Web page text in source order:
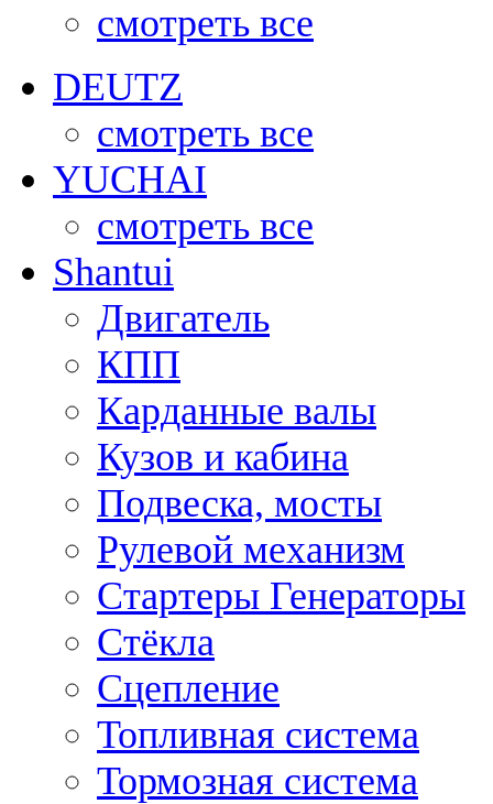
смотреть все
DEUTZ
смотреть все
YUCHAI
смотреть все
Shantui
Двигатель
КПП
Карданные валы
Кузов и кабина
Подвеска, мосты
Рулевой механизм
Стартеры Генераторы
Стёкла
Сцепление
Топливная система
Тормозная система